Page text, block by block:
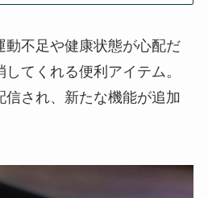
動不足や健康状態が心配だ
てくれる便利アイテム。
信され、新たな機能が追加